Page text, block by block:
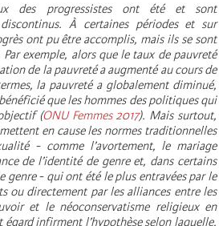
des progressistes ont été et sont
À certaines périodes et sur
ont pu être accomplis, mais ils se sont
Par exemple, alors que le taux de pauvreté
de la pauvreté a augmenté au cours de
la pauvreté a globalement diminué,
que les hommes des politiques qui
(ONU Femmes 2017). Mais surtout,
en cause les normes traditionnelles
- comme l’avortement, le mariage
de l’identité de genre et, dans certains
genre - qui ont été le plus entravées par le
ou directement par les alliances entre les
et le néoconservatisme religieux en
égard infirment l’hypothèse selon laquelle,